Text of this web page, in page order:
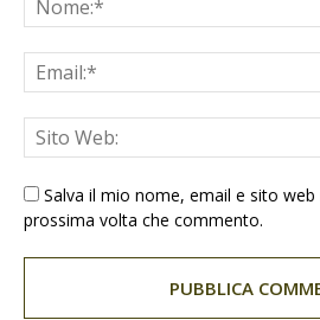
Salva il mio nome, email e sito
prossima volta che commento.